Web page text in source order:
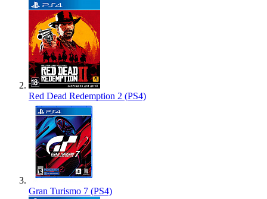
Red Dead Redemption 2 (PS4)
Gran Turismo 7 (PS4)